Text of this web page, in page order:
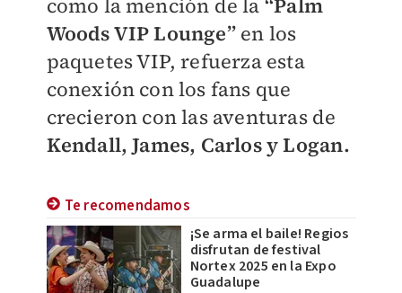
Woods VIP Lounge”en los
paquetes VIP, refuerza esta
conexión con los fans que
crecieron con las aventuras de
Kendall, James, Carlos y Logan.
Te recomendamos
¡Se arma el baile! Regios
disfrutan de festival
Nortex 2025 en la Expo
Guadalupe